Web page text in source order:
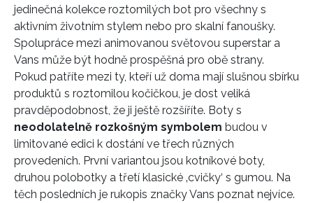
jedinečná kolekce roztomilých bot pro všechny s
aktivním životním stylem nebo pro skalní fanoušky.
Spolupráce mezi animovanou světovou superstar a
Vans může být hodně prospěšná pro obě strany.
Pokud patříte mezi ty, kteří už doma mají slušnou sbírku
produktů s roztomilou kočičkou, je dost veliká
pravděpodobnost, že ji ještě rozšíříte. Boty s
neodolatelně rozkošným symbolem budou v
limitované edici k dostání ve třech různých
provedeních. První variantou jsou kotníkové boty,
druhou polobotky a třetí klasické ‚cvičky‘ s gumou. Na
těch posledních je rukopis značky Vans poznat nejvíce.